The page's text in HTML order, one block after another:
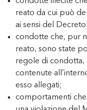
reato da cui può
ai sensi del Decreto;
condotte che, pur
reato, sono state
regole di
contenute
esso allegati;
comportamenti